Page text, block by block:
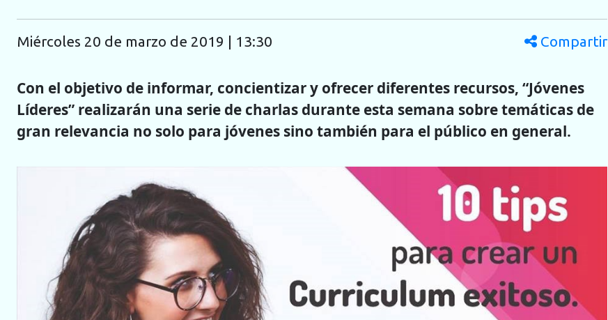
miércoles 20 de marzo de 2019 | 13:30 Compartir
Con el objetivo de informar, concientizar y ofrecer diferentes recursos, “Jóvenes
Líderes” realizarán una serie de charlas durante esta semana sobre temáticas de
gran relevancia no solo para jóvenes sino también para el público en general.